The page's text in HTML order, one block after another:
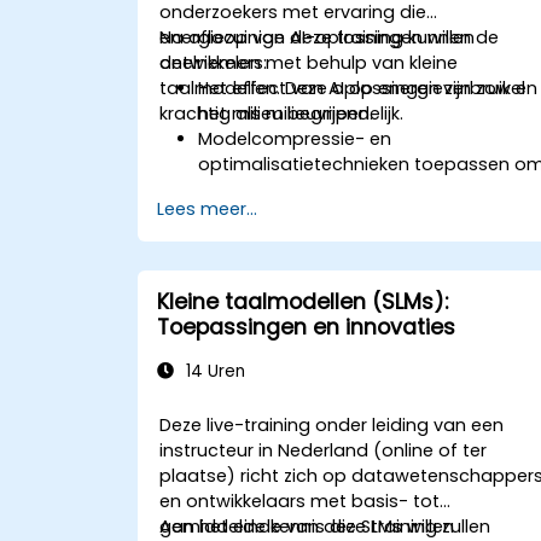
onderzoekers met ervaring die
energiezuinige AI-oplossingen willen
ontwikkelen met behulp van kleine
taalmodellen. Deze oplossingen zijn zowel
krachtig als milieuvriendelijk.
Na afloop van deze training kunnen de
deelnemers:
Het effect van AI op energieverbruik en
het milieu begrijpen.
Modelcompressie- en
optimalisatietechnieken toepassen
AI-modellen te verminderen.
Energiezuinige hardware en software-
frameworks gebruiken bij de
implementatie van AI.
Best practices hanteren voor
duurzame ontwikkeling van AI.
Duurzame praktijken binnen de AI-
Lees meer...
Kleine taalmodellen (SLMs):
Toepassingen en innovaties
14 Uren
Deze live-training onder leiding van een
instructeur in Nederland (online of ter
plaatse) richt zich op datawetenschappers
en ontwikkelaars met basis- tot
gemiddelde kennis die SLMs willen
Aan het einde van deze training zullen